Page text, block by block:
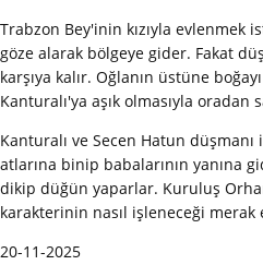
Trabzon Bey'inin kızıyla evlenmek
göze alarak bölgeye gider. Fakat
karşıya kalır. Oğlanın üstüne
Kanturalı'ya aşık olmasıyla oradan
Kanturalı ve Secen Hatun
atlarına binip babalarının yanına
dikip düğün yaparlar. Kuruluş
karakterinin nasıl işleneceği merak
20-11-2025